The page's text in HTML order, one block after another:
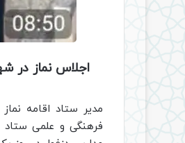
اجلاس نماز در
مدیر ستاد اقامه
فرهنگی و علمی ستاد